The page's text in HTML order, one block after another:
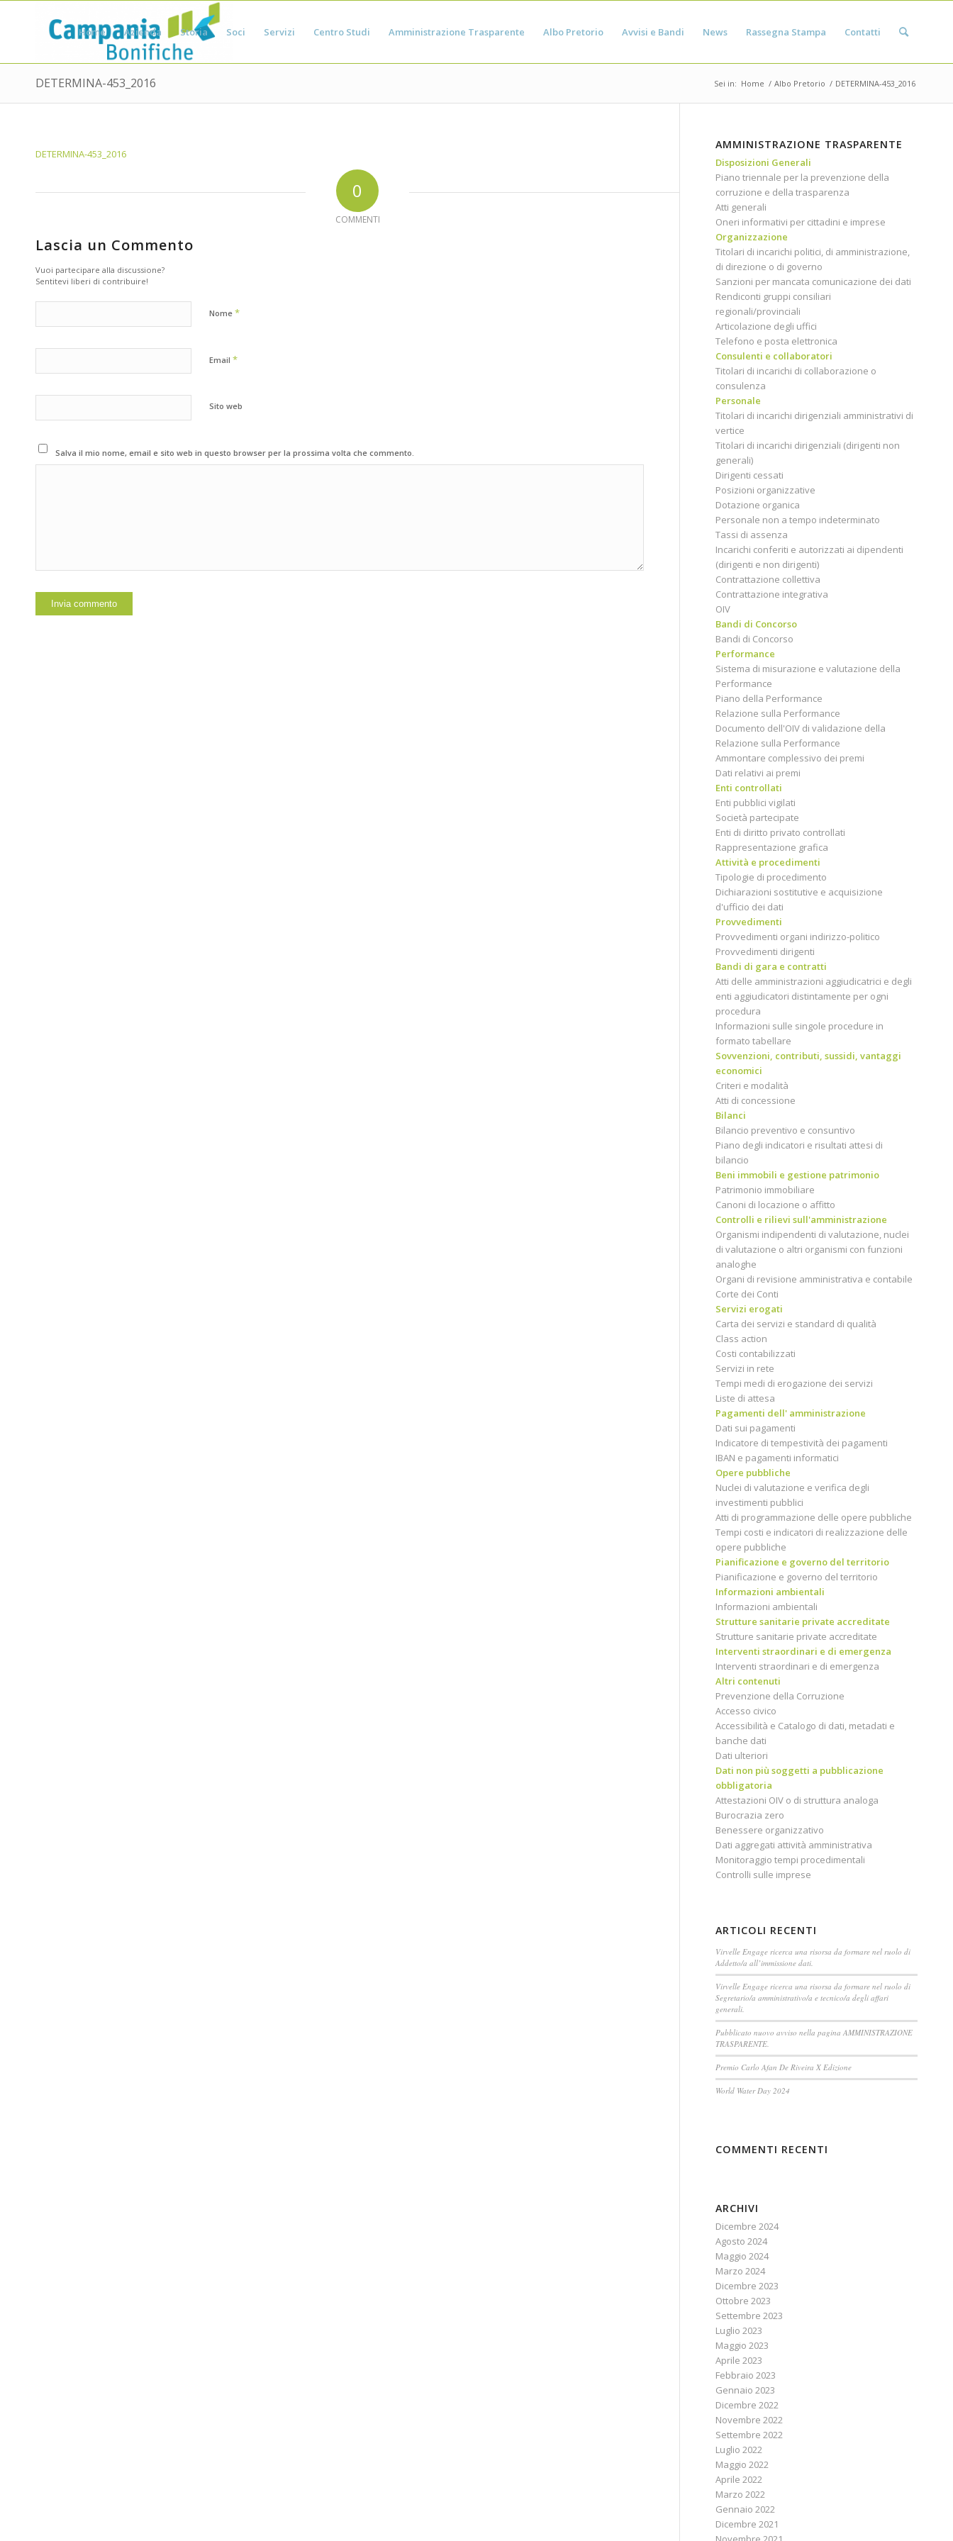
Home Azienda Storia Soci Servizi Centro Studi Amministrazione Trasparente Albo Pretorio Avvisi e Bandi News Rassegna Stampa Contatti
DETERMINA-453_2016 Sei in: Home / Albo Pretorio / DETERMINA-453_2016
DETERMINA-453_2016
0
COMMENTI
Lascia un Commento
Vuoi partecipare alla discussione?
Sentitevi liberi di contribuire!
Nome *
Email *
Sito web
Salva il mio nome, email e sito web in questo browser per la prossima volta che commento.
AMMINISTRAZIONE TRASPARENTE
Disposizioni Generali
Piano triennale per la prevenzione della
corruzione e della trasparenza
Atti generali
Oneri informativi per cittadini e imprese
Organizzazione
Titolari di incarichi politici, di amministrazione,
di direzione o di governo
Sanzioni per mancata comunicazione dei dati
Rendiconti gruppi consiliari
regionali/provinciali
Articolazione degli uffici
Telefono e posta elettronica
Consulenti e collaboratori
Titolari di incarichi di collaborazione o
consulenza
Personale
Titolari di incarichi dirigenziali amministrativi di
vertice
Titolari di incarichi dirigenziali (dirigenti non
generali)
Dirigenti cessati
Posizioni organizzative
Dotazione organica
Personale non a tempo indeterminato
Tassi di assenza
Incarichi conferiti e autorizzati ai dipendenti
(dirigenti e non dirigenti)
Contrattazione collettiva
Contrattazione integrativa
OIV
Bandi di Concorso
Bandi di Concorso
Performance
Sistema di misurazione e valutazione della
Performance
Piano della Performance
Relazione sulla Performance
Documento dell'OIV di validazione della
Relazione sulla Performance
Ammontare complessivo dei premi
Dati relativi ai premi
Enti controllati
Enti pubblici vigilati
Società partecipate
Enti di diritto privato controllati
Rappresentazione grafica
Attività e procedimenti
Tipologie di procedimento
Dichiarazioni sostitutive e acquisizione
d'ufficio dei dati
Provvedimenti
Provvedimenti organi indirizzo-politico
Provvedimenti dirigenti
Bandi di gara e contratti
Atti delle amministrazioni aggiudicatrici e degli
enti aggiudicatori distintamente per ogni
procedura
Informazioni sulle singole procedure in
formato tabellare
Sovvenzioni, contributi, sussidi, vantaggi
economici
Criteri e modalità
Atti di concessione
Bilanci
Bilancio preventivo e consuntivo
Piano degli indicatori e risultati attesi di
bilancio
Beni immobili e gestione patrimonio
Patrimonio immobiliare
Canoni di locazione o affitto
Controlli e rilievi sull'amministrazione
Organismi indipendenti di valutazione, nuclei
di valutazione o altri organismi con funzioni
analoghe
Organi di revisione amministrativa e contabile
Corte dei Conti
Servizi erogati
Carta dei servizi e standard di qualità
Class action
Costi contabilizzati
Servizi in rete
Tempi medi di erogazione dei servizi
Liste di attesa
Pagamenti dell' amministrazione
Dati sui pagamenti
Indicatore di tempestività dei pagamenti
IBAN e pagamenti informatici
Opere pubbliche
Nuclei di valutazione e verifica degli
investimenti pubblici
Atti di programmazione delle opere pubbliche
Tempi costi e indicatori di realizzazione delle
opere pubbliche
Pianificazione e governo del territorio
Pianificazione e governo del territorio
Informazioni ambientali
Informazioni ambientali
Strutture sanitarie private accreditate
Strutture sanitarie private accreditate
Interventi straordinari e di emergenza
Interventi straordinari e di emergenza
Altri contenuti
Prevenzione della Corruzione
Accesso civico
Accessibilità e Catalogo di dati, metadati e
banche dati
Dati ulteriori
Dati non più soggetti a pubblicazione
obbligatoria
Attestazioni OIV o di struttura analoga
Burocrazia zero
Benessere organizzativo
Dati aggregati attività amministrativa
Monitoraggio tempi procedimentali
Controlli sulle imprese
ARTICOLI RECENTI
Virvelle Engage ricerca una risorsa da formare nel ruolo di
Addetto/a all’immissione dati.
Virvelle Engage ricerca una risorsa da formare nel ruolo di
Segretario/a amministrativo/a e tecnico/a degli affari
generali.
Pubblicato nuovo avviso nella pagina AMMINISTRAZIONE
TRASPARENTE.
Premio Carlo Afan De Riveira X Edizione
World Water Day 2024
COMMENTI RECENTI
ARCHIVI
Dicembre 2024
Agosto 2024
Maggio 2024
Marzo 2024
Dicembre 2023
Ottobre 2023
Settembre 2023
Luglio 2023
Maggio 2023
Aprile 2023
Febbraio 2023
Gennaio 2023
Dicembre 2022
Novembre 2022
Settembre 2022
Luglio 2022
Maggio 2022
Aprile 2022
Marzo 2022
Gennaio 2022
Dicembre 2021